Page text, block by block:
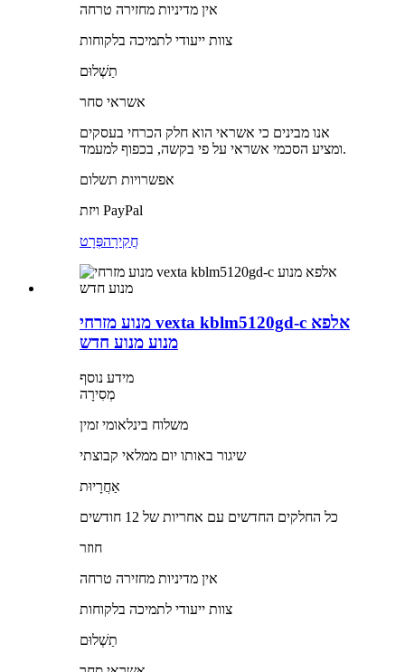
אין מדיניות מחזירה טרחה
צוות ייעודי לתמיכה בלקוחות
תַשְׁלוּם
אשראי סחר
אנו מבינים כי אשראי הוא חלק הכרחי בעסקים
ומציע הסכמי אשראי על פי בקשה, בכפוף למעמד.
אפשרויות תשלום
ויזת PayPal
חֲקִירָהפְּרָט
מנוע מזרחי vexta kblm5120gd-c אלפא
מנוע מנוע חדש
מידע נוסף
מְסִירָה
משלוח בינלאומי זמין
שיגור באותו יום ממלאי קבוצתי
אַחֲרָיוּת
כל החלקים החדשים עם אחריות של 12 חודשים
חוזר
אין מדיניות מחזירה טרחה
צוות ייעודי לתמיכה בלקוחות
תַשְׁלוּם